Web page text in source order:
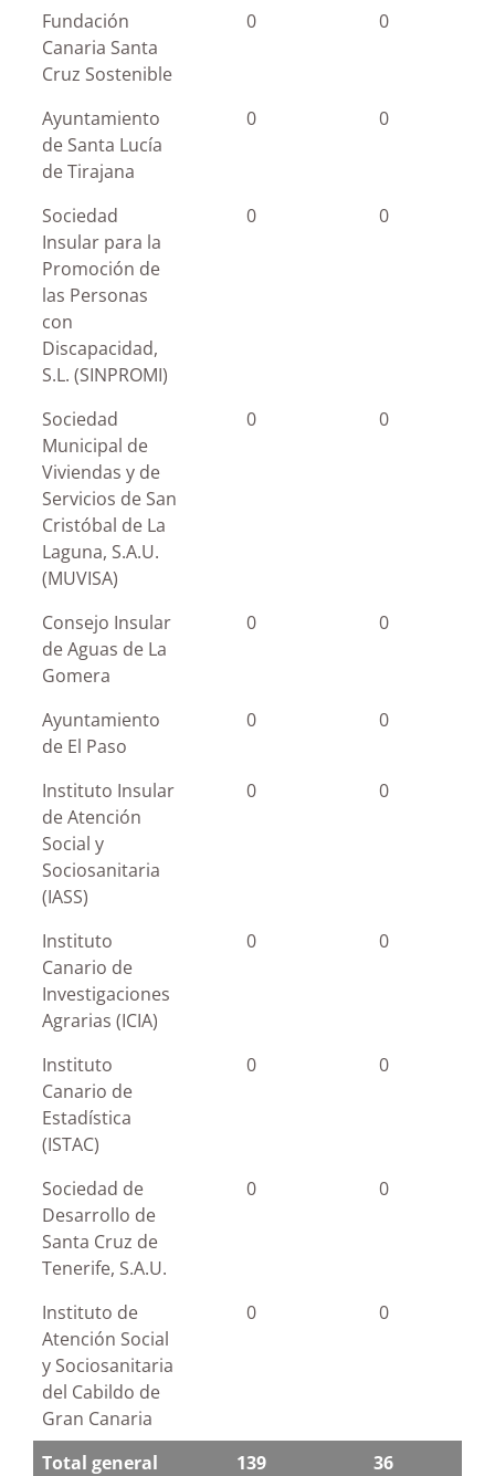
Total general 139 36
Fundación
Canaria Santa
Cruz Sostenible
0 0
Ayuntamiento
de Santa Lucía
de Tirajana
0 0
Sociedad
Insular para la
Promoción de
las Personas
con
Discapacidad,
S.L. (SINPROMI)
0 0
Sociedad
Municipal de
Viviendas y de
Servicios de San
Cristóbal de La
Laguna, S.A.U.
(MUVISA)
0 0
Consejo Insular
de Aguas de La
Gomera
0 0
Ayuntamiento
de El Paso
0 0
Instituto Insular
de Atención
Social y
Sociosanitaria
(IASS)
0 0
Instituto
Canario de
Investigaciones
Agrarias (ICIA)
0 0
Instituto
Canario de
Estadística
(ISTAC)
0 0
Sociedad de
Desarrollo de
Santa Cruz de
Tenerife, S.A.U.
0 0
Instituto de
Atención Social
y Sociosanitaria
del Cabildo de
Gran Canaria
0 0
Total general 139 36